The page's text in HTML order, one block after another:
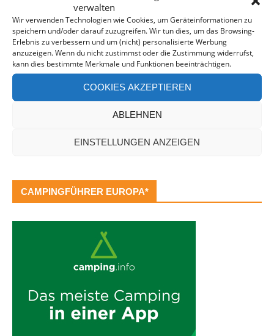
verwalten
Wir verwenden Technologien wie Cookies, um Geräteinformationen zu
speichern und/oder darauf zuzugreifen. Wir tun dies, um das Browsing-
Erlebnis zu verbessern und um (nicht) personalisierte Werbung
anzuzeigen. Wenn du nicht zustimmst oder die Zustimmung widerrufst,
kann dies bestimmte Merkmale und Funktionen beeinträchtigen.
COOKIES AKZEPTIEREN
ABLEHNEN
EINSTELLUNGEN ANZEIGEN
Deine individuelle Beratung bei der Campermiete
in Deutschland und Europa.
Bei einer Anfrage über diesen Banner erhältst Du
automatisch einenRabatt!*
Buchung kommt, erhalten wir eine kleine Provision.
CAMPINGFÜHRER EUROPA*